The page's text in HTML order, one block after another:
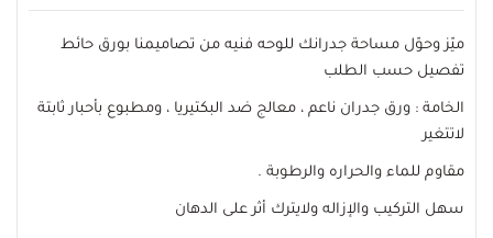
ميّز وحوّل مساحة جدرانك للوحه فنيه من تصاميمنا بورق حائط
تفصيل حسب الطلب
الخامة : ورق جدران ناعم ، معالج ضد البكتيريا ، ومطبوع بأحبار ثابتة
لاتتغير
مقاوم للماء والحراره والرطوبة .
سهل التركيب والإزاله ولايترك أثر على الدهان